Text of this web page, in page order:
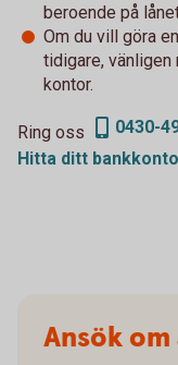
beroende på
Om du vill göra
tidigare,
kontor.
Ring oss
0430-
Hitta ditt
Ansök